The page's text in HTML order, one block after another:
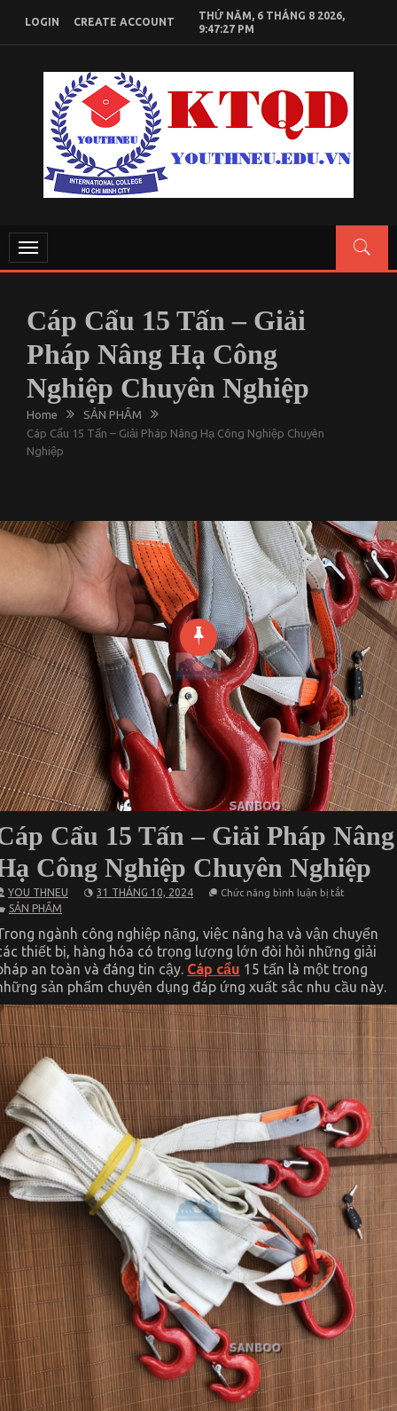
content
LOGIN CREATE ACCOUNT
THỨ NĂM, 6 THÁNG 8 2026,
9:47:28 PM
KIẾN THỨC KINH TẾ QUỐC DÂN
Toggle
navigation
Cáp Cẩu 15 Tấn – Giải
Pháp Nâng Hạ Công
Nghiệp Chuyên Nghiệp
Home
SẢN PHẨM
Cáp Cẩu 15 Tấn – Giải Pháp Nâng Hạ Công Nghiệp Chuyên
Nghiệp
Cẩu 15 Tấn – Giải Pháp Nâng
Công Nghiệp Chuyên Nghiệp
YOU THNEU 31 THÁNG 10, 2024 Chức năng bình luận bị tắt
Tấn
–
Pháp
Nâng
Nghiệp
Chuyên
Nghiệp
SẢN PHẨM
ngành công nghiệp nặng, việc nâng hạ và vận chuyển
thiết bị, hàng hóa có trọng lượng lớn đòi hỏi những giải
an toàn và đáng tin cậy. Cáp cẩu 15 tấn là một trong
sản phẩm chuyên dụng đáp ứng xuất sắc nhu cầu này.